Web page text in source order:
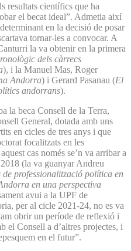
resultats científics que ha
el becat ideal”. Admetia així
en la decisió de posar
tornar-les a convocar. A
la va obtenir en la primera
dels càrrecs
), i la Manuel Mas, Roger
Andorra) i Gerard Pasanau (El
andorrans).
la beca Consell de la Terra,
General, dotada amb uns
en cicles de tres anys i que
focalitzats en les
cas només se’n va arribar a
(la va guanyar Andreu
de professionalització política en
en una perspectiva
avui a la UPF de
per al cicle 2021-24, no es va
obrir un període de reflexió i
el Consell a d’altres projectes, i
en el futur”.